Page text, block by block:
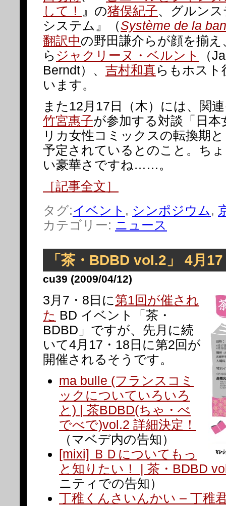
して！
』の猪俣紀子、グルン
システム』（Système de la
翻訳中の野田謙介らが顔を揃え
ら ジャクリーヌ・ベルント
（
Berndt）、 吉村和真らもホス
います。
また12月17日（木）には、関
竹宮惠子が参加する対談「日
リカ女性コミックスの転換期
予定されているとのこと。ち
い豪華さですね……。
［記事全文］
タグ:イベント , シンポジウム,
カテゴリー: ニュース
「茶・BDBD vol.2」 4月
cu39 (2009/04/12)
3月7・8日に第1回が催され
た BD イベント「茶・
BDBD」ですが、先月に続
いて4月17・18日に第2回が
開催されるそうです。
ma bulle (フランスコミ
ックについていろいろ
と) | 茶BDBD(ちゃ・べ
でべで)vol.2 詳細決定！
（マベデ内の告知）
[mixi] ＢＤについてもっ
と知りたい！ | 茶・BDBD
ニティでの告知）
丁稚くんさいんかい – 丁稚